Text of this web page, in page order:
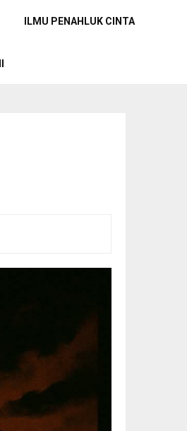
ILMU PENAHLUK CINTA